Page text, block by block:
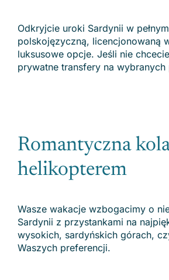
Odkryjcie uroki Sardynii w
polskojęzyczną, licencjonowaną
luksusowe opcje. Jeśli nie
prywatne transfery na wybranych
Romantyczna
helikopterem
Wasze wakacje wzbogacimy o
Sardynii z przystankami na
wysokich, sardyńskich górach,
Waszych preferencji.